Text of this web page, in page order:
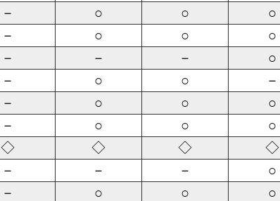
－ ○ ○ ○
－ ○ ○ ○
－ － － ○
－ ○ ○ －
－ ○ ○ ○
－ ○ ○ ○
◇ ◇ ◇ ◇
－ － － ○
－ ○ ○ ○